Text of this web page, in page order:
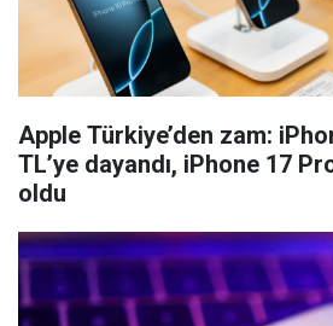
Apple Türkiye’den zam:
TL’ye dayandı, iPhone 17
oldu